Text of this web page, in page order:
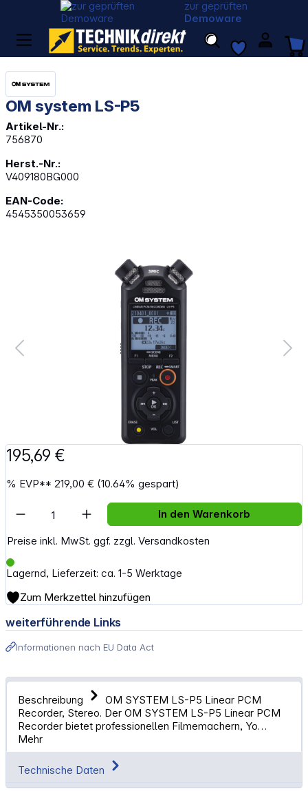
zur geprüften
Demoware
OM system LS-P5
Artikel-Nr.:
756870
Herst.-Nr.:
V409180BG000
EAN-Code:
4545350053659
Bildergalerie überspringen
195,69 €
% EVP**219,00 € (10.64% gespart)
Preise inkl. MwSt. ggf. zzgl. Versandkosten
Lagernd, Lieferzeit: ca. 1-5 Werktage
Artikel Anzahl: Gib den gewünschten
In den Warenkorb
Zum Merkzettel hinzufügen
weiterführende Links
Informationen nach EU Data Act
Beschreibung
OM SYSTEM LS-P5 Linear PCM
Recorder, Stereo. Der OM SYSTEM LS-P5 Linear PCM
Recorder bietet professionellen Filmemachern, Yo…
Mehr
Technische Daten